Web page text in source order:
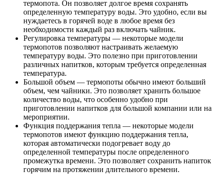
термопота. Он позволяет долгое время сохранять
определенную температуру воды. Это удобно, если вы
нуждаетесь в горячей воде в любое время без
необходимости каждый раз включать чайник.
Регулировка температуры — некоторые модели
термопотов позволяют настраивать желаемую
температуру воды. Это полезно при приготовлении
различных напитков, которым требуется определенная
температура.
Большой объем — термопоты обычно имеют больший
объем, чем чайники. Это позволяет хранить большое
количество воды, что особенно удобно при
приготовлении напитков для большой компании или на
мероприятии.
Функция поддержания тепла — некоторые модели
термопотов имеют функцию поддержания тепла,
которая автоматически подогревает воду до
определенной температуры после определенного
промежутка времени. Это позволяет сохранить напиток
горячим на протяжении длительного времени.